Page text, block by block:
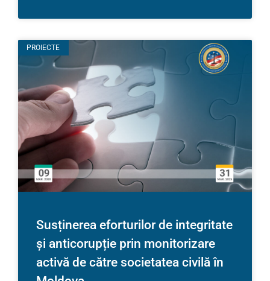
PROIECTE
Susținerea eforturilor de integritate
și anticorupție prin monitorizare
activă de către societatea civilă în